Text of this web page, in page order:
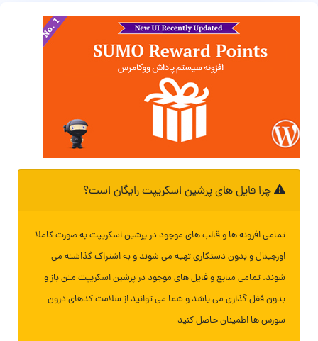
چرا فایل های پرشین اسکریپت رایگان است؟
تمامی افزونه ها و قالب های موجود در پرشین اسکریپت به صورت کاملا
اورجینال و بدون دستکاری تهیه می شوند و به اشتراک گذاشته می
شوند. تمامی منابع و فایل های موجود در پرشین اسکریپت متن باز و
بدون قفل گذاری می باشد و شما می توانید از سلامت کدهای درون
سورس ها اطمینان حاصل کنید